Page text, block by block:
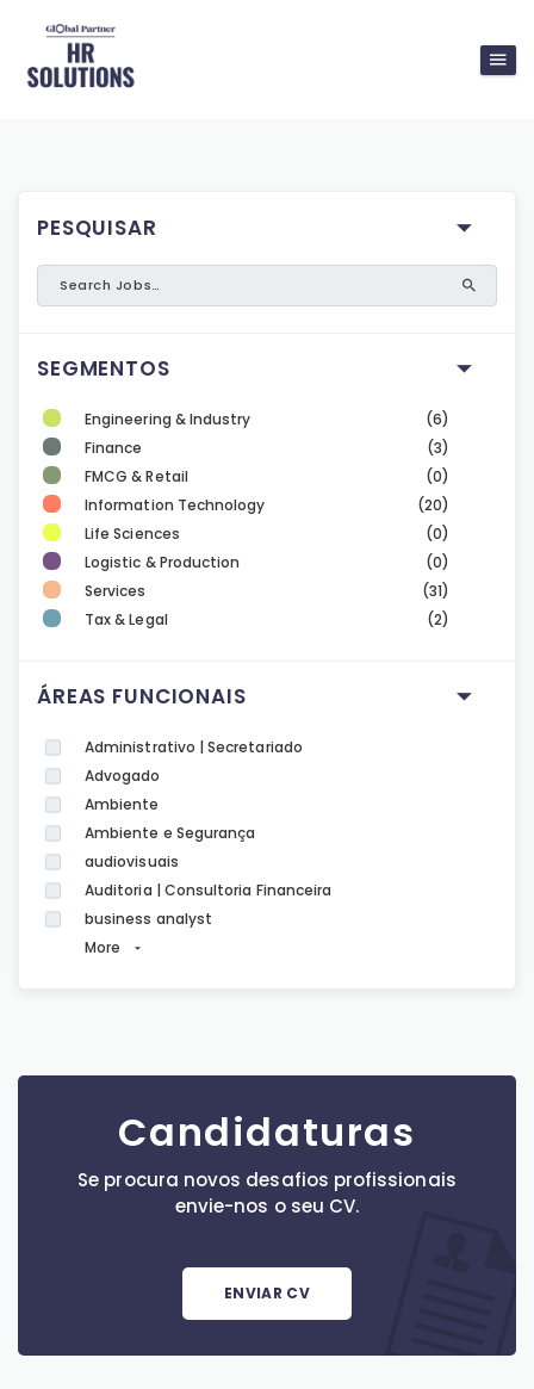
PESQUISAR
SEGMENTOS
Engineering & Industry
(6)
Finance
(3)
FMCG & Retail
(0)
Information Technology
(20)
Life Sciences
(0)
Logistic & Production
(0)
Services
(31)
Tax & Legal
(2)
ÁREAS FUNCIONAIS
Administrativo | Secretariado
Advogado
Ambiente
Ambiente e Segurança
audiovisuais
Auditoria | Consultoria Financeira
business analyst
More
Candidaturas
Se procura novos desafios profissionais
envie-nos o seu CV.
ENVIAR CV